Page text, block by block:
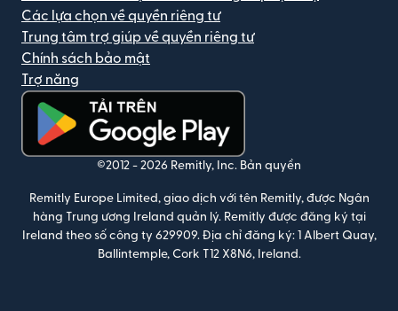
Các lựa chọn về quyền riêng tư
Trung tâm trợ giúp về quyền riêng tư
Chính sách bảo mật
Trợ năng
(mở trong cửa sổ mới)
©2012 - 2026 Remitly, Inc. Bản quyền
Remitly Europe Limited, giao dịch với tên Remitly, được Ngân
hàng Trung ương Ireland quản lý. Remitly được đăng ký tại
Ireland theo số công ty 629909. Địa chỉ đăng ký: 1 Albert Quay,
Ballintemple, Cork T12 X8N6, Ireland.